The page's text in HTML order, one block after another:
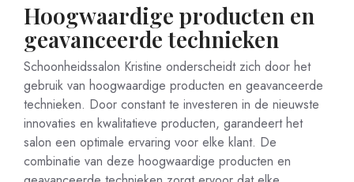
Hoogwaardige producten en
geavanceerde technieken
Schoonheidssalon Kristine onderscheidt zich door het
gebruik van hoogwaardige producten en geavanceerde
technieken. Door constant te investeren in de nieuwste
innovaties en kwalitatieve producten, garandeert het
salon een optimale ervaring voor elke klant. De
combinatie van deze hoogwaardige producten en